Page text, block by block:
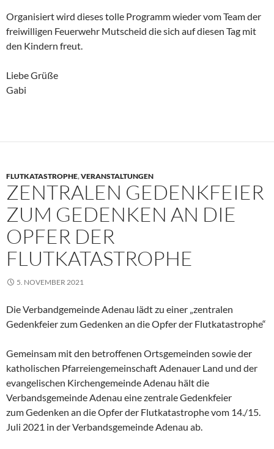
Organisiert wird dieses tolle Programm wieder vom Team der
freiwilligen Feuerwehr Mutscheid die sich auf diesen Tag mit
den Kindern freut.
Liebe Grüße
Gabi
FLUTKATASTROPHE,VERANSTALTUNGEN
ZENTRALEN GEDENKFEIER
ZUM GEDENKEN AN DIE
OPFER DER
FLUTKATASTROPHE
5. NOVEMBER 2021
Die Verbandgemeinde Adenau lädt zu einer „zentralen
Gedenkfeier zum Gedenken an die Opfer der Flutkatastrophe“
Gemeinsam mit den betroffenen Ortsgemeinden sowie der
katholischen Pfarreiengemeinschaft Adenauer Land und der
evangelischen Kirchengemeinde Adenau hält die
Verbandsgemeinde Adenau eine zentrale Gedenkfeier
zum Gedenken an die Opfer der Flutkatastrophe vom 14./15.
Juli 2021 in der Verbandsgemeinde Adenau ab.